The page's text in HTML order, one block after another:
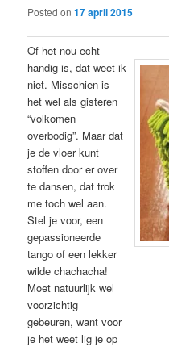
Posted on17 april 2015
Of het nou echt
handig is, dat weet ik
niet. Misschien is
het wel als gisteren
“volkomen
overbodig”. Maar dat
je de vloer kunt
stoffen door er over
te dansen, dat trok
me toch wel aan.
Stel je voor, een
gepassioneerde
tango of een lekker
wilde chachacha!
Moet natuurlijk wel
voorzichtig
gebeuren, want voor
je het weet lig je op